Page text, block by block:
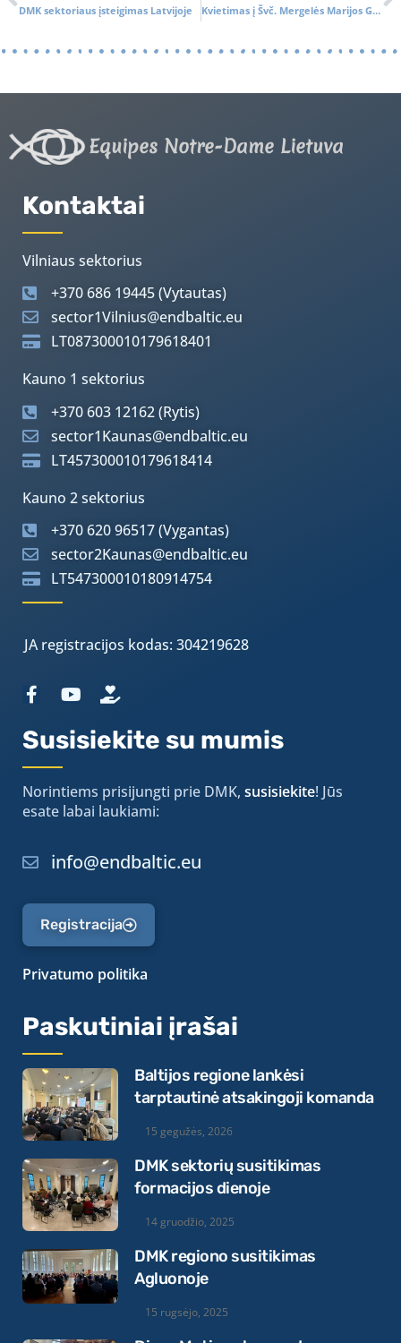
DMK sektoriaus įsteigimas Latvijoje
Kvietimas į Švč. Mergelės Marijos Gimimo atlaidų Šv. Mišias rugsėjo 10 d.
Equipes Notre-Dame Lietuva
Kontaktai
Vilniaus sektorius
+370 686 19445 (Vytautas)
sector1Vilnius@endbaltic.eu
LT087300010179618401
Kauno 1 sektorius
+370 603 12162 (Rytis)
sector1Kaunas@endbaltic.eu
LT457300010179618414
Kauno 2 sektorius
+370 620 96517 (Vygantas)
sector2Kaunas@endbaltic.eu
LT547300010180914754
JA registracijos kodas: 304219628
Susisiekite su mumis
Norintiems prisijungti prie DMK, susisiekite! Jūs
esate labai laukiami:
info@endbaltic.eu
Registracija
Privatumo politika
Paskutiniai įrašai
Baltijos regione lankėsi
tarptautinė atsakingoji komanda
15 gegužės, 2026
DMK sektorių susitikimas
formacijos dienoje
14 gruodžio, 2025
DMK regiono susitikimas
Agluonoje
15 rugsėjo, 2025